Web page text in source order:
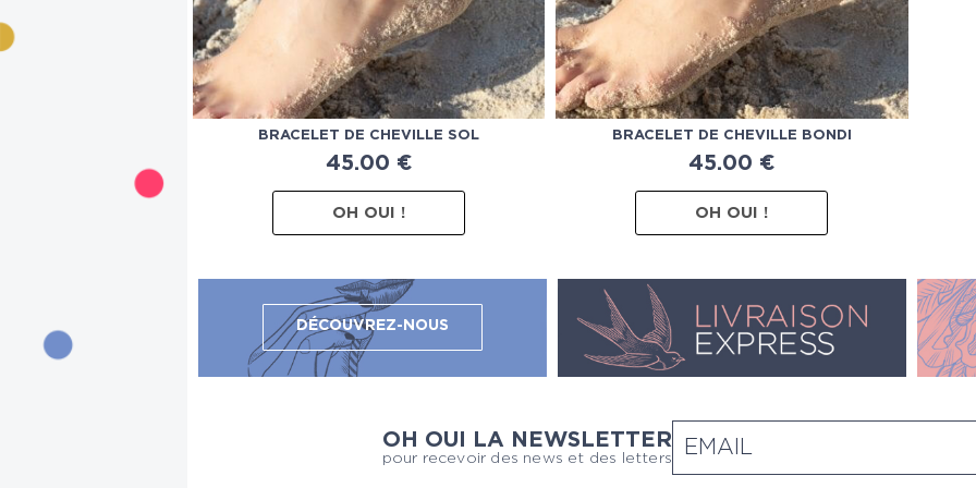
BRACELET DE CHEVILLE SOL
45.00 €
OH OUI !
BRACELET DE CHEVILLE BONDI
45.00 €
OH OUI !
DÉCOUVREZ-NOUS
OH OUI LA NEWSLETTER
pour recevoir des news et des letters